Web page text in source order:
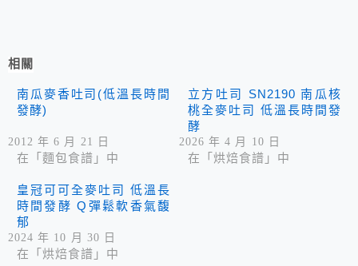
相關
南瓜麥香吐司(低溫長時間
發酵)
2012 年 6 月 21 日
在「麵包食譜」中
立方吐司 SN2190 南瓜核
桃全麥吐司 低溫長時間發
酵
2026 年 4 月 10 日
在「烘焙食譜」中
皇冠可可全麥吐司 低溫長
時間發酵 Q彈鬆軟香氣馥
郁
2024 年 10 月 30 日
在「烘焙食譜」中